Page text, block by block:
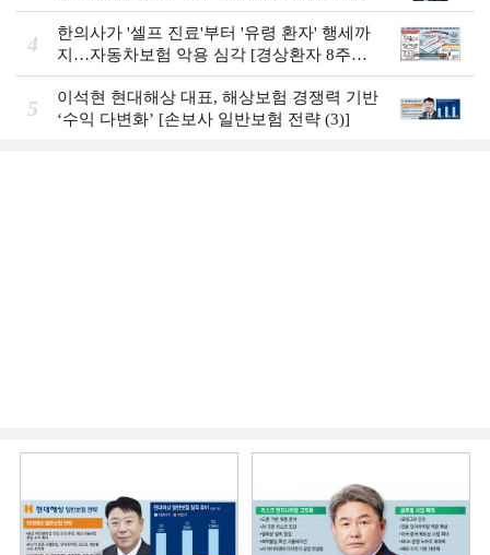
한금융, 부스트업 점검]
4
한의사가 '셀프 진료'부터 '유령 환자' 행세까
지…자동차보험 악용 심각 [경상환자 8주룰
도입 초읽기]
5
이석현 현대해상 대표, 해상보험 경쟁력 기반
‘수익 다변화ʼ [손보사 일반보험 전략 (3)]